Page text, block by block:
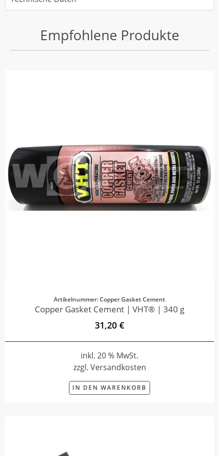
Empfohlene Produkte
Artikelnummer: Copper Gasket Cement
Copper Gasket Cement | VHT® | 340 g
31,20 €
inkl. 20 % MwSt.
zzgl. Versandkosten
IN DEN WARENKORB